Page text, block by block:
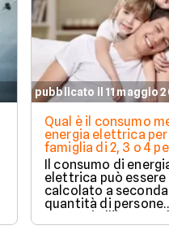
pubblicato il 11 maggio
Qual è il consumo
energia elettrica per
famiglia di 2, 3 o 4
Il consumo di
elettrica può essere
calcolato a
quantità di persone
presenti all'interno